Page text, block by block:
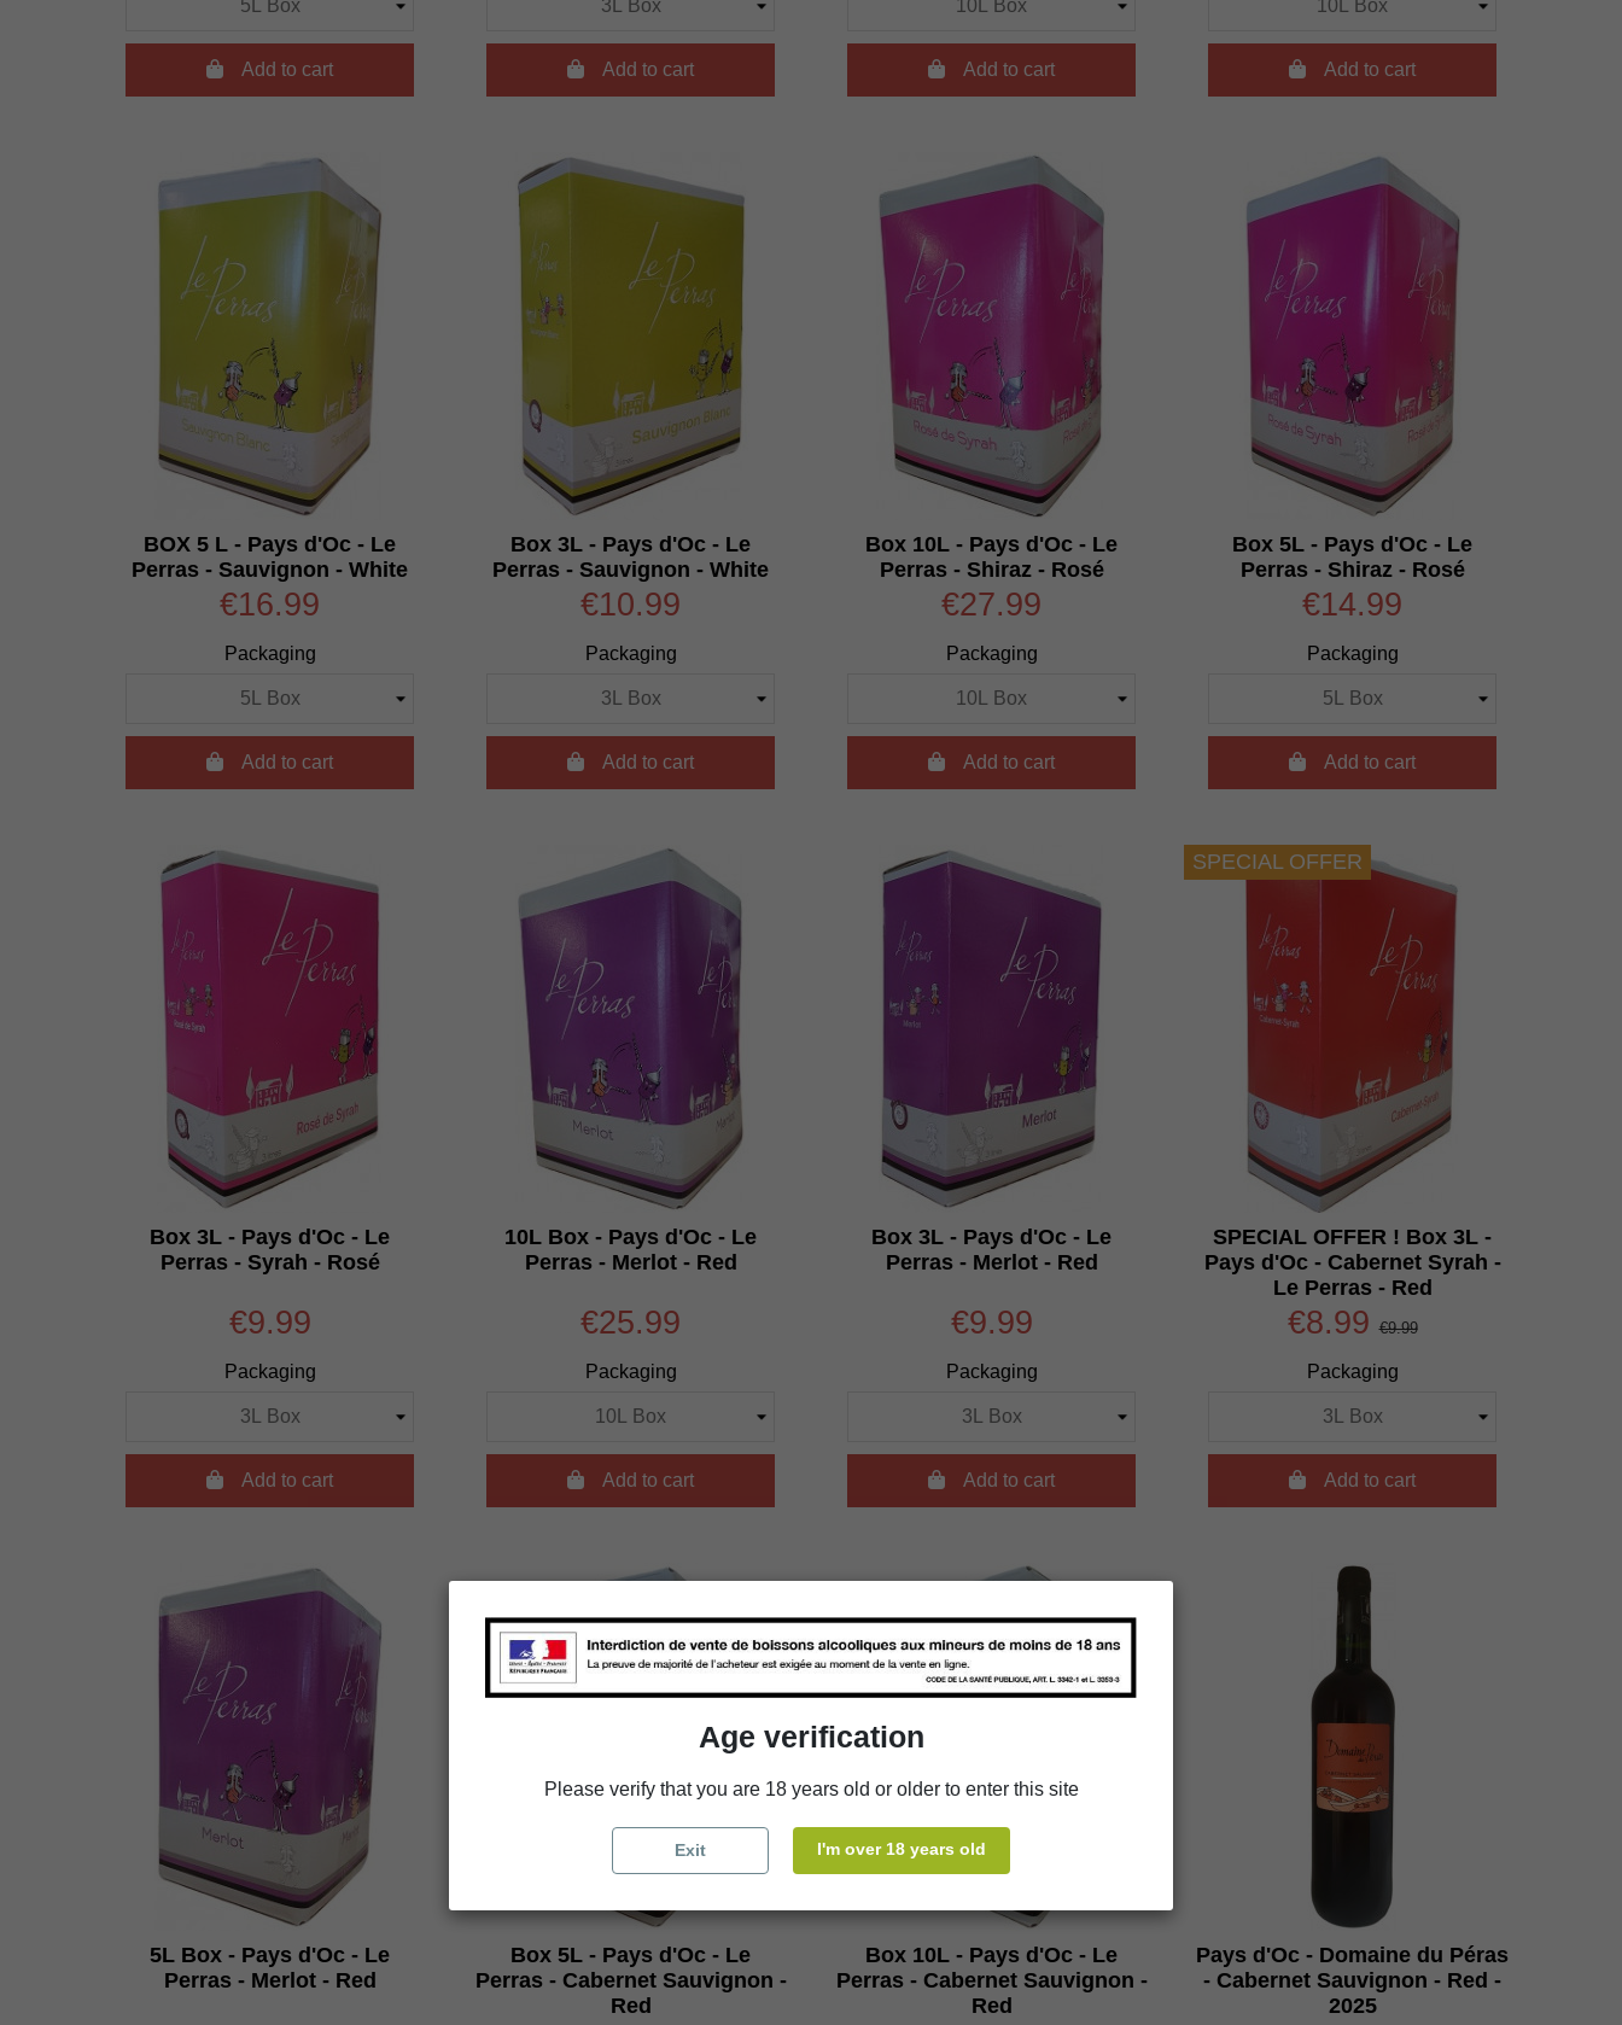
Add to cart Add to cart Add to cart Add to cart
BOX 5 L - Pays d'Oc - Le
Perras - Sauvignon - White
€16.99
Packaging
Add to cart
Box 3L - Pays d'Oc - Le
Perras - Sauvignon - White
€10.99
Packaging
Add to cart
Box 10L - Pays d'Oc - Le
Perras - Shiraz - Rosé
€27.99
Packaging
Add to cart
Box 5L - Pays d'Oc - Le
Perras - Shiraz - Rosé
€14.99
Packaging
Add to cart
Box 3L - Pays d'Oc - Le
Perras - Syrah - Rosé
€9.99
Packaging
Add to cart
10L Box - Pays d'Oc - Le
Perras - Merlot - Red
€25.99
Packaging
Add to cart
Box 3L - Pays d'Oc - Le
Perras - Merlot - Red
€9.99
Packaging
Add to cart
SPECIAL OFFER
SPECIAL OFFER ! Box 3L -
Pays d'Oc - Cabernet Syrah -
Le Perras - Red
€8.99€9.99
Packaging
Add to cart
5L Box - Pays d'Oc - Le
Perras - Merlot - Red
Box 5L - Pays d'Oc - Le
Perras - Cabernet Sauvignon -
Red
Box 10L - Pays d'Oc - Le
Perras - Cabernet Sauvignon -
Red
Pays d'Oc - Domaine du Péras
- Cabernet Sauvignon - Red -
2025
Age verification
Please verify that you are 18 years old or older to enter this site
Exit I'm over 18 years old